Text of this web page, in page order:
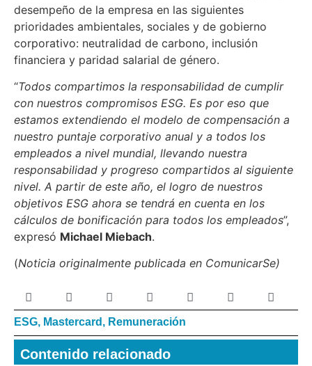
desempeño de la empresa en las siguientes
prioridades ambientales, sociales y de gobierno
corporativo: neutralidad de carbono, inclusión
financiera y paridad salarial de género.
“Todos compartimos la responsabilidad de cumplir
con nuestros compromisos ESG. Es por eso que
estamos extendiendo el modelo de compensación a
nuestro puntaje corporativo anual y a todos los
empleados a nivel mundial, llevando nuestra
responsabilidad y progreso compartidos al siguiente
nivel. A partir de este año, el logro de nuestros
objetivos ESG ahora se tendrá en cuenta en los
cálculos de bonificación para todos los empleados”,
expresó Michael Miebach.
(Noticia originalmente publicada en ComunicarSe)
ESG, Mastercard , Remuneración
Contenido relacionado